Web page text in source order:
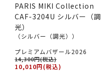
PARIS MIKI Collection
CAF-3204U シルバー（調
光）
（シルバー（調光））
プレミアムバザール2026
14,300円(税込)
10,010円(税込)